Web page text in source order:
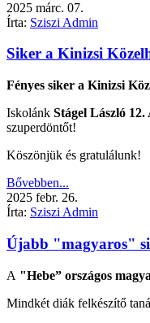
2025 márc. 07.
Írta: Sziszi Admin
Siker a Kinizsi
Fényes siker a Kinizsi
Iskolánk Stágel László 12.
szuperdöntőt!
Köszönjük és gratulálunk!
Bővebben...
2025 febr. 26.
Írta: Sziszi Admin
Újabb "magyaros"
A "Hebe” országos
Mindkét diák felkészítő